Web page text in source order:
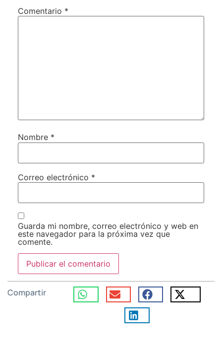
Comentario *
Nombre *
Correo electrónico *
Guarda mi nombre, correo electrónico y web en
este navegador para la próxima vez que
comente.
Compartir